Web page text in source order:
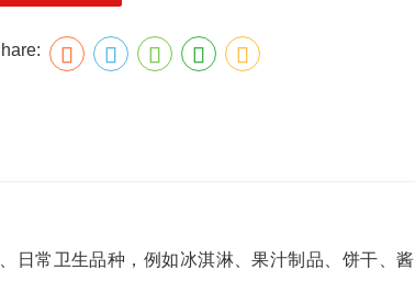
常卫生品种，例如冰淇淋、果汁制品、饼干、酱